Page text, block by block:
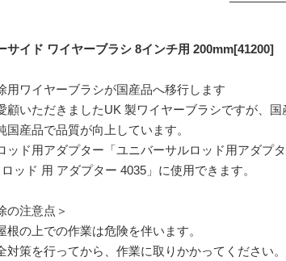
サイド ワイヤーブラシ 8インチ用 200mm[41200]
用ワイヤーブラシが国産品へ移行します
顧いただきましたUK 製ワイヤーブラシですが、
国産品で品質が向上しています。
ッド用アダプター「ユニバーサルロッド用アダプ
ッド 用 アダプター 4035」に使用できます。
の注意点＞
根の上での作業は危険を伴います。
対策を行ってから、作業に取りかかってください。